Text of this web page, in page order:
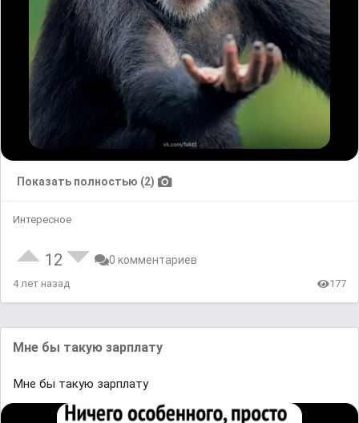
Показать полностью (2)
Интересное
12 0 комментариев
4 лет назад 177
Мне бы тaкyю зaрплaту
Мне бы тaкyю зaрплaту